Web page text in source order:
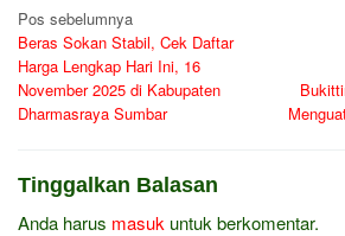
Navigasi
pos
Pos sebelumnya
Beras Sokan Stabil, Cek Daftar
Harga Lengkap Hari Ini, 16
November 2025 di Kabupaten
Dharmasraya Sumbar
Tinggalkan Balasan
Anda harus masuk untuk berkomentar.